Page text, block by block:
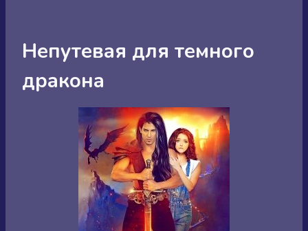
Непутевая для темного
дракона